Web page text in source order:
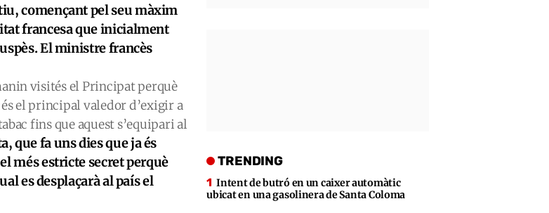
començant pel seu màxim
francesa que inicialment
El ministre francès
visités el Principat perquè
el principal valedor d’exigir a
fins que aquest s’equipari al
que fa uns dies que ja és
més estricte secret perquè
es desplaçarà al país el
TRENDING
Intent de butró en un caixer automàtic
ubicat en una gasolinera de Santa Coloma